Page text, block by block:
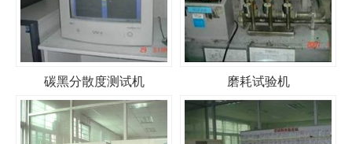
碳黑分散度测试机 磨耗试验机